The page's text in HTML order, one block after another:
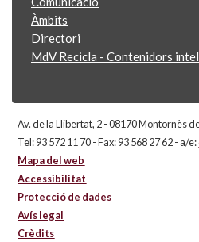
Àmbits
Directori
MdV Recicla - Contenidors
Av. de la Llibertat, 2 - 08170 Montornès
Tel: 93 572 11 70 - Fax: 93 568 27 62 - a/e:
Mapa del web
Accessibilitat
Protecció de dades
Avís legal
Crèdits